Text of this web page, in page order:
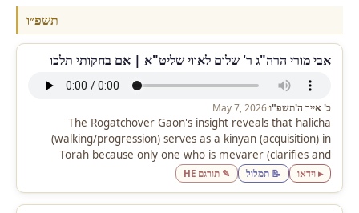
תשפ״ו
אבי מורי הרה"ג ר' שלום לאווי שליט"א | אם בחקותי תלכו
כ' אייר ה'תשפ"ו·
May 7, 2026
The Rogatchover Gaon's insight reveals that halicha
(walking/progression) serves as a kinyan (acquisition) in
Torah because only one who is mevarer (clarifies and
distinguishes) can truly acquire Torah…
▸ וידאו 📝 תמלול ✎ תורגם HE